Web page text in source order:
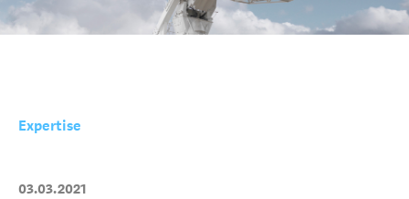
Expertise
03.03.2021